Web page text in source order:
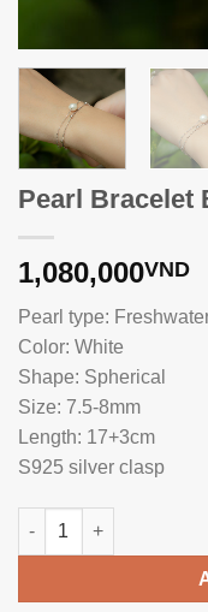
Pearl Bracelet
1,080,000VND
Pearl type:
Color: White
Shape: Spherical
Size: 7.5-8mm
Length: 17+3cm
S925 silver clasp
Pearl Bracelet BC1078